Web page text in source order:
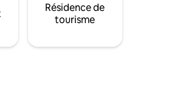
Résidence de
tourisme